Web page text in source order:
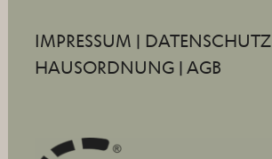
IMPRESSUM | DATENSCHUTZ
HAUSORDNUNG | AGB